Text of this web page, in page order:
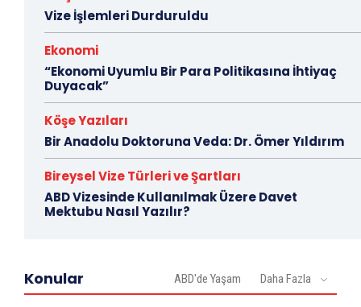
Vize İşlemleri Durduruldu
Ekonomi
“Ekonomi Uyumlu Bir Para Politikasına İhtiyaç
Duyacak”
Köşe Yazıları
Bir Anadolu Doktoruna Veda: Dr. Ömer Yıldırım
Bireysel Vize Türleri ve Şartları
ABD Vizesinde Kullanılmak Üzere Davet
Mektubu Nasıl Yazılır?
Konular ABD'de Yaşam Daha Fazla